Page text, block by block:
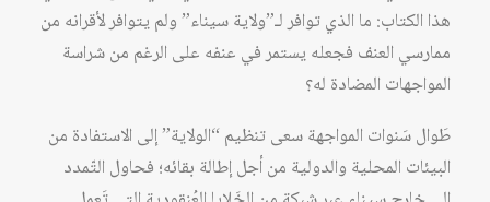
هذا الكتاب: ما الذي توافر لـ”ولاية سيناء” ولم يتوافر لأقرانه من
ممارسي العنف فجعله يستمر في عنفه على الرغم من شراسة
المواجهات المضادة له؟
طَوال سَنوات المواجهة سعى تنظيم “الولاية” إلى الاستفادة من
البيئات المحلية والدولية من أجل إطالة بقائه؛ فحاول التّمدد